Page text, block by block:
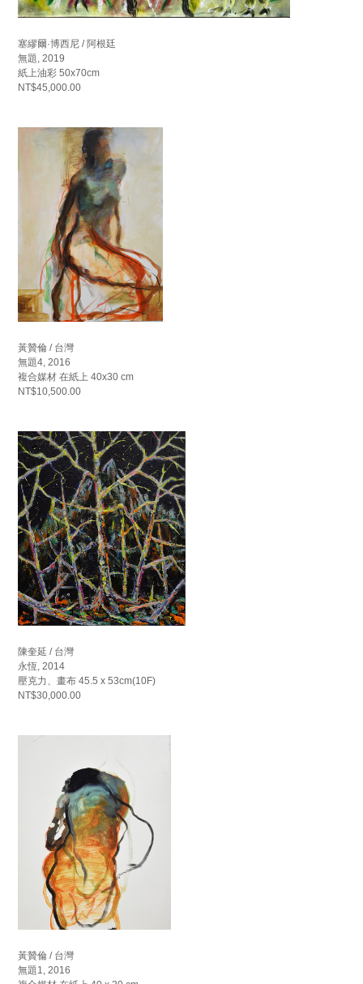
塞繆爾·博西尼 / 阿根廷
無題, 2019
紙上油彩 50x70cm
NT$45,000.00
黃贊倫 / 台灣
無題4, 2016
複合媒材 在紙上 40x30 cm
NT$10,500.00
陳奎延 / 台灣
永恆, 2014
壓克力、畫布 45.5 x 53cm(10F)
NT$30,000.00
黃贊倫 / 台灣
無題1, 2016